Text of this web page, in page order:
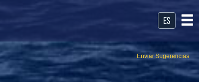
es
Enviar Sugerencias